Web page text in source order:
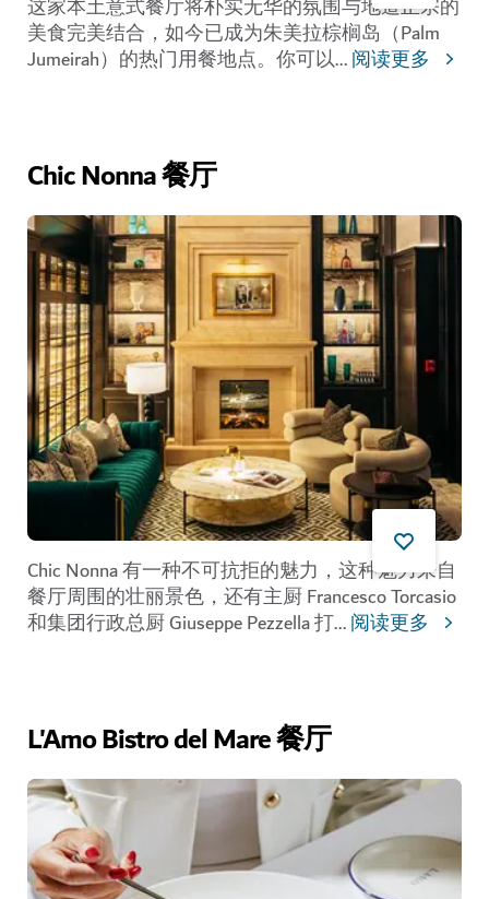
这家本土意式餐厅将朴实无华的氛围与地道正宗的
美食完美结合，如今已成为朱美拉棕榈岛（Palm
Jumeirah）的热门用餐地点。你可以...阅读更多
Chic Nonna 餐厅
Chic Nonna 有一种不可抗拒的魅力，这种魅力来自
餐厅周围的壮丽景色，还有主厨 Francesco Torcasio
和集团行政总厨 Giuseppe Pezzella 打...阅读更多
L'Amo Bistro del Mare 餐厅